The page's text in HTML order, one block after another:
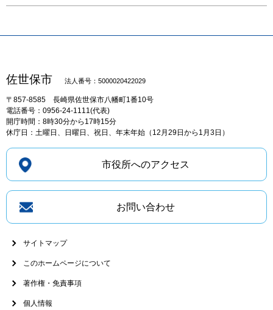
佐世保市 法人番号：5000020422029
〒857-8585 長崎県佐世保市八幡町1番10号
電話番号：0956-24-1111(代表)
開庁時間：8時30分から17時15分
休庁日：土曜日、日曜日、祝日、年末年始（12月29日から1月3日）
市役所へのアクセス
お問い合わせ
サイトマップ
このホームページについて
著作権・免責事項
個人情報